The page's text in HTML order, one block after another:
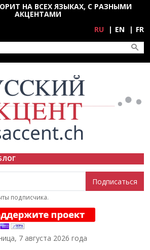
содержанию
НА ВСЕХ ЯЗЫКАХ, С РАЗНЫМИ
АКЦЕНТАМИ
RU EN FR
подписчика.
7 августа 2026 года